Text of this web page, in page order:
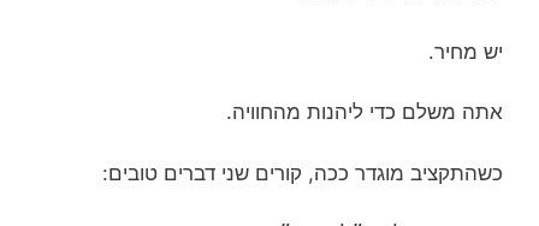
יש מחיר.
אתה משלם כדי ליהנות מהחוויה.
כשהתקציב מוגדר ככה, קורים שני דברים טובים: